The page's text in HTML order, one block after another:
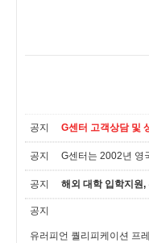
공지 G센터 고객상담 및
공지 G센터는 2002년 영
공지 해외 대학 입학지원
공지
유러피언 퀄리피케이션 프